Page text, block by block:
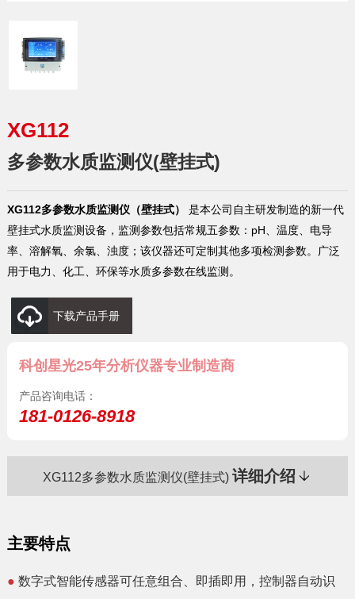
XG112
多参数水质监测仪(壁挂式)
XG112多参数水质监测仪（壁挂式）
是本公司自主研发制造的新一代
壁挂式水质监测设备，监测参数包括常规五参数：pH、温度、电导
率、溶解氧、余氯、浊度；该仪器还可定制其他多项检测参数。广泛
用于电力、化工、环保等水质多参数在线监测。
下载产品手册
科创星光25年分析仪器专业制造商
产品咨询电话：
181-0126-8918
XG112多参数水质监测仪(壁挂式)详细介绍
主要特点
● 数字式智能传感器可任意组合、即插即用，控制器自动识